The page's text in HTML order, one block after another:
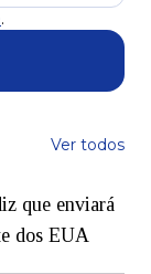
.
Ver todos
que enviará
dos EUA